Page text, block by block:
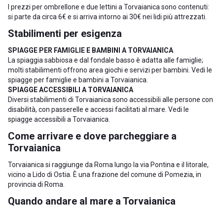
I prezzi per ombrellone e due lettini a Torvaianica sono contenuti:
si parte da circa 6€ e si arriva intorno ai 30€ nei lidi più attrezzati.
Stabilimenti per esigenza
SPIAGGE PER FAMIGLIE E BAMBINI A TORVAIANICA
La spiaggia sabbiosa e dal fondale basso è adatta alle famiglie;
molti stabilimenti offrono area giochi e servizi per bambini. Vedi le
spiagge per famiglie e bambini a Torvaianica
SPIAGGE ACCESSIBILI A TORVAIANICA
Diversi stabilimenti di Torvaianica sono accessibili alle persone con
disabilità, con passerelle e accessi facilitati al mare. Vedi le
spiagge accessibili a Torvaianica
Come arrivare e dove parcheggiare a
Torvaianica
Torvaianica si raggiunge da Roma lungo la via Pontina e il litorale,
vicino a Lido di Ostia . È una frazione del comune di Pomezia, in
provincia di Roma
Quando andare al mare a Torvaianica